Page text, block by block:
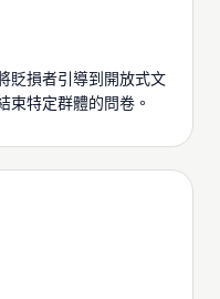
貶損者引導到開放式文
束特定群體的問卷。